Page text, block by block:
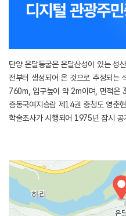
단양 온달동굴은 온달산성이 있는 성
전부터 생성되어 온 것으로 추정되는
760m, 입구높이 약 2m이며, 면적은
증동국여지승람 제14권 충청도 영춘
학술조사가 시행되어 1975년 잠시 공
폐쇄되었다가 대대적인 개발을 통해
있으며, 내부 평균온도가 여름철에는
유지해 사계절 관광지로 적합하다.